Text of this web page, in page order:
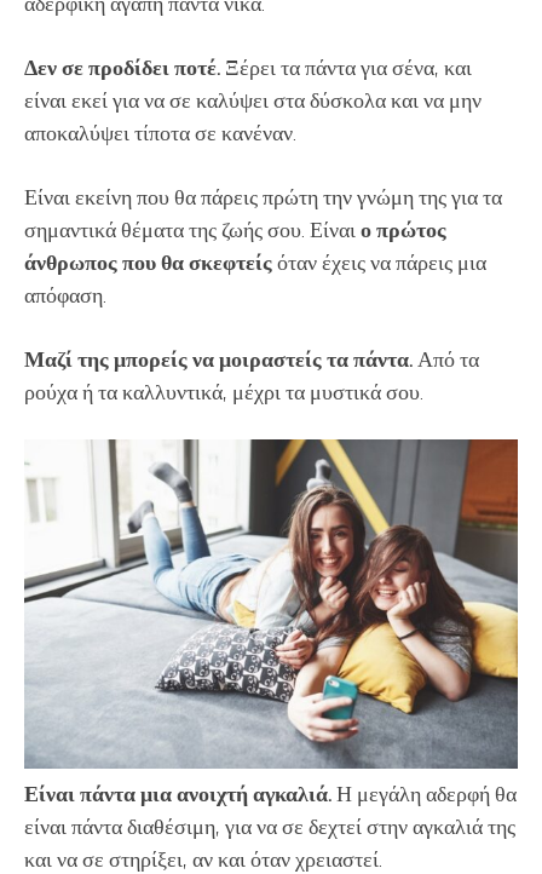
Δεν σε προδίδει ποτέ. Ξέρει τα πάντα για σένα, και
είναι εκεί για να σε καλύψει στα δύσκολα και να μην
αποκαλύψει τίποτα σε κανέναν.
Είναι εκείνη που θα πάρεις πρώτη την γνώμη της για τα
σημαντικά θέματα της ζωής σου. Είναιο πρώτος
άνθρωπος που θα σκεφτείςόταν έχεις να πάρεις μια
απόφαση.
Μαζί της μπορείς να μοιραστείς τα πάντα.Από τα
ρούχα ή τα καλλυντικά, μέχρι τα μυστικά σου.
Είναι πάντα μια ανοιχτή αγκαλιά.Η μεγάλη αδερφή θα
είναι πάντα διαθέσιμη, για να σε δεχτεί στην αγκαλιά της
και να σε στηρίξει, αν και όταν χρειαστεί.